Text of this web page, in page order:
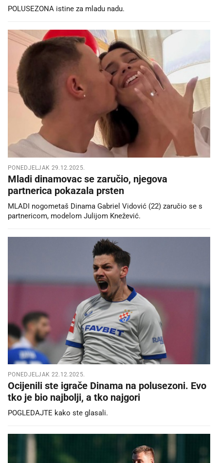
POLUSEZONA istine za mladu nadu.
PONEDJELJAK 29.12.2025.
Mladi dinamovac se zaručio, njegova
partnerica pokazala prsten
MLADI nogometaš Dinama Gabriel Vidović (22) zaručio se s
partnericom, modelom Julijom Knežević.
PONEDJELJAK 22.12.2025.
Ocijenili ste igrače Dinama na polusezoni. Evo
tko je bio najbolji, a tko najgori
POGLEDAJTE kako ste glasali.